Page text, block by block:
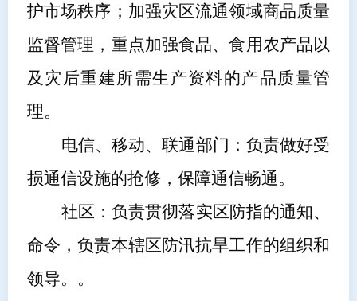
护市场秩序；加强灾区流通领域商品质量
监督管理，重点加强食品、食用农产品以
及灾后重建所需生产资料的产品质量管
理。
电信、移动、联通部门 ：负责做好受
损通信设施的抢修，保障通信畅通。
社区：负责贯彻落实区防指的通知、
命令，负责本辖区防汛抗旱工作的组织和
领导。。